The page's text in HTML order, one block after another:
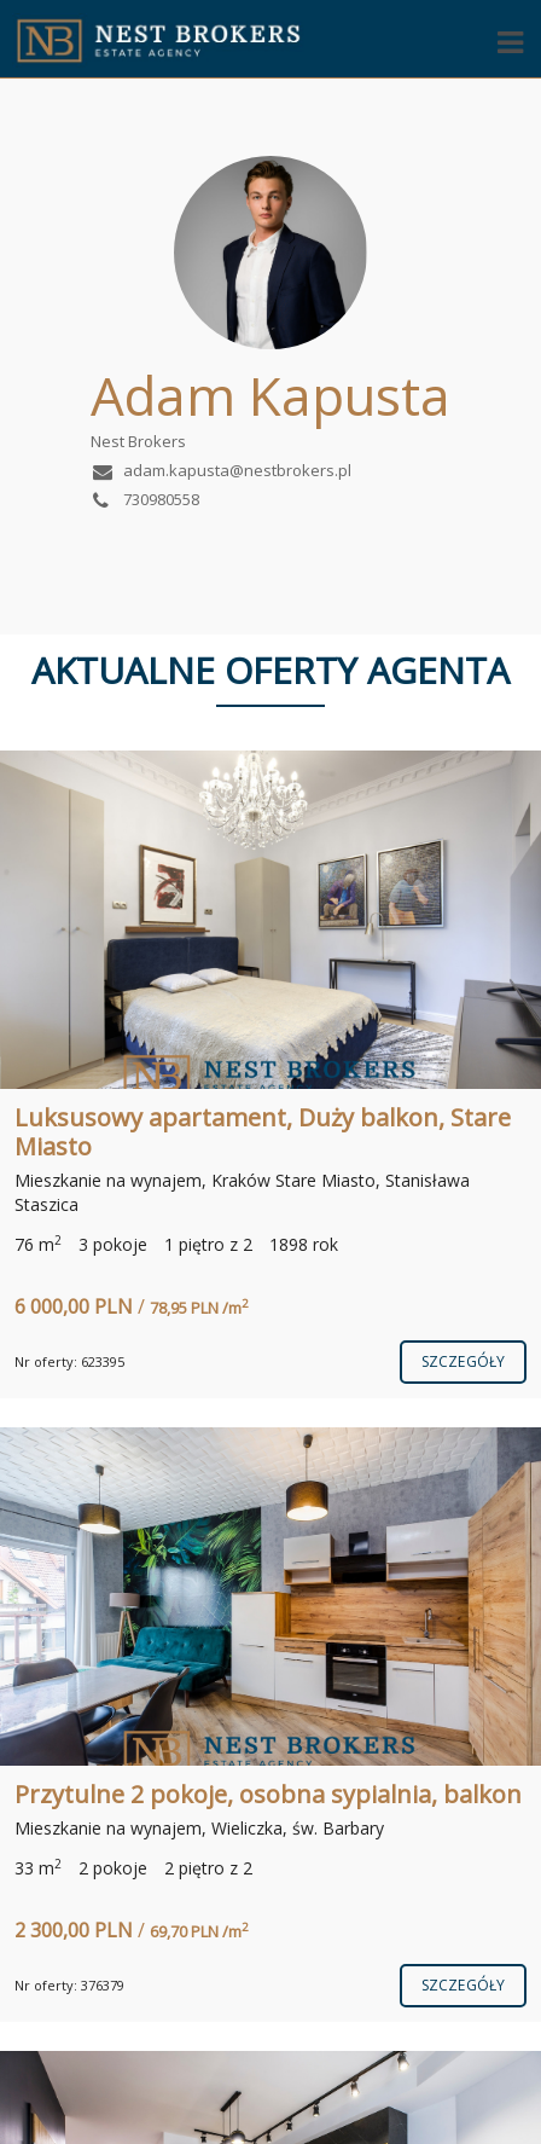
Adam Kapusta
Nest Brokers
adam.kapusta@nestbrokers.pl
730980558
AKTUALNE OFERTY AGENTA
Luksusowy apartament, Duży balkon, Stare
Miasto
Mieszkanie na wynajem, Kraków Stare Miasto, Stanisława
Staszica
76 m2 3 pokoje 1 piętro z 2 1898 rok
6 000,00 PLN / 78,95 PLN /m2
Nr oferty: 623395 SZCZEGÓŁY
Przytulne 2 pokoje, osobna sypialnia, balkon
Mieszkanie na wynajem, Wieliczka, św. Barbary
33 m2 2 pokoje 2 piętro z 2
2 300,00 PLN / 69,70 PLN /m2
Nr oferty: 376379 SZCZEGÓŁY